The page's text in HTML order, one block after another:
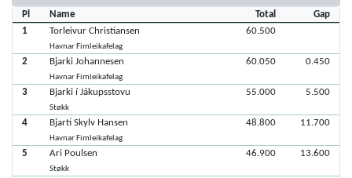
Pl Name Total
Gap
1
Torleivur Christiansen
Havnar Fimleikafelag
60.500
2 Bjarki Johannesen
Havnar Fimleikafelag
60.050 0.450
3 Bjarki í Jákupsstovu
Støkk
55.000 5.500
4 Bjarti Skylv Hansen
Havnar Fimleikafelag
48.800 11.700
5 Ari Poulsen
Støkk
46.900 13.600